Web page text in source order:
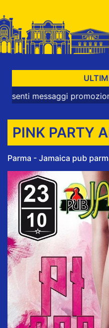
promozionali e
PINK PARTY
Parma - Jamaica pub